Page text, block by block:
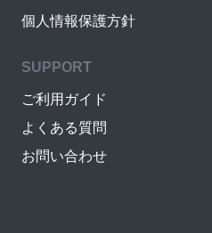
個人情報保護方針
SUPPORT
ご利用ガイド
よくある質問
お問い合わせ